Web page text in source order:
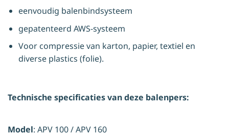
eenvoudig balenbindsysteem
gepatenteerd AWS-systeem
Voor compressie van karton, papier, textiel en
diverse plastics (folie).
Technische specificaties van deze balenpers:
Model: APV 100 / APV 160